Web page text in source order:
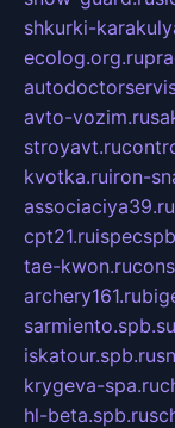
shkurki-
ecolog.org.ru
avto-vozim.ru
stroyavt.ru
kvotka.ruiron-
associaciya39.ru
cpt21.ru
tae-kwon.ru
archery161.ru
sarmiento.spb.su
iskatour.spb.ru
krygeva-spa.ru
hl-beta.spb.ru